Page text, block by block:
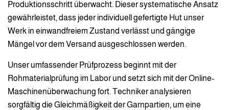
Produktionsschritt überwacht. Dieser systematische Ansatz
gewährleistet, dass jeder individuell gefertigte Hut unser
Werk in einwandfreiem Zustand verlässt und gängige
Mängel vor dem Versand ausgeschlossen werden.
Unser umfassender Prüfprozess beginnt mit der
Rohmaterialprüfung im Labor und setzt sich mit der Online-
Maschinenüberwachung fort. Techniker analysieren
sorgfältig die Gleichmäßigkeit der Garnpartien, um eine